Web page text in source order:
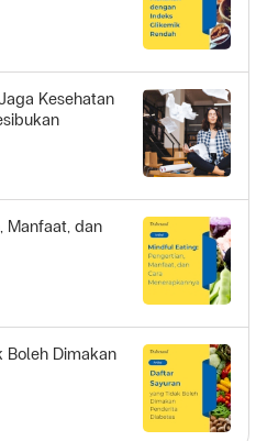
Kesehatan
Manfaat, dan
Boleh Dimakan